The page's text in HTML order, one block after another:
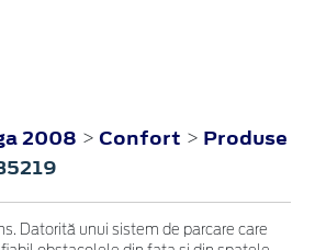
2008 > Confort > Produse
Datorită unui sistem de parcare care